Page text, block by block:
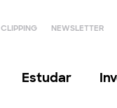
CLIPPING NEWSLETTER
Estudar